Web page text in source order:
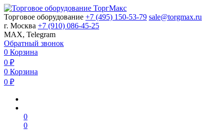
Торговое оборудование +7 (495) 150-53-79 sale@torgmax.ru
г. Москва +7 (910) 086-45-25
MAX, Telegram
Обратный звонок
0 Корзина
0 ₽
0 Корзина
0 ₽
0
0